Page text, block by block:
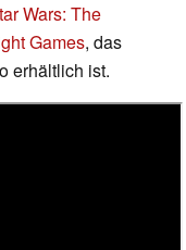
Wars: The
Games, das
erhältlich ist.